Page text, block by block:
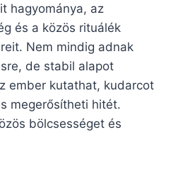
hagyománya, az
és a közös rituálék
Nem mindig adnak
de stabil alapot
ember kutathat, kudarcot
megerősítheti hitét.
bölcsességet és